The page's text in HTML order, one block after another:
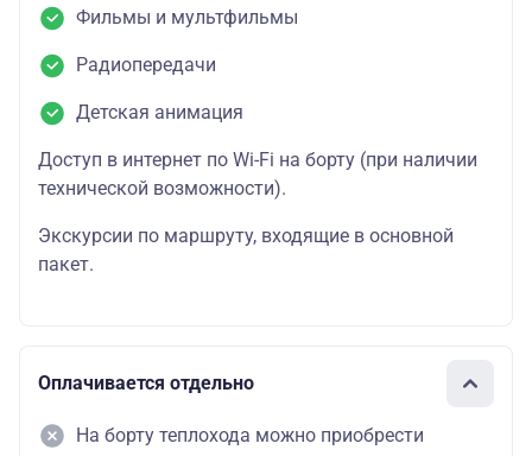
Фильмы и мультфильмы
Радиопередачи
Детская анимация
Доступ в интернет по Wi-Fi на борту (при наличии
технической возможности).
Экскурсии по маршруту, входящие в основной
пакет.
Оплачивается отдельно
На борту теплохода можно приобрести